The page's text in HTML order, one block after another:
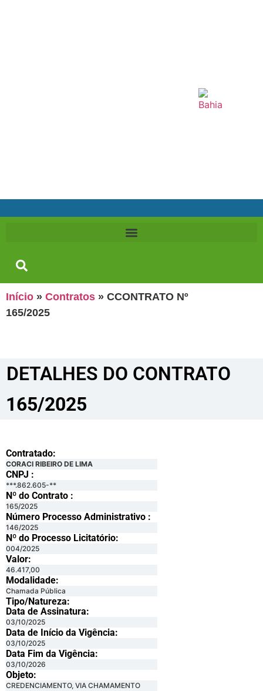
Início » Contratos » CCONTRATO Nº
165/2025
DETALHES DO CONTRATO​
165/2025
Contratado:
CORACI RIBEIRO DE LIMA
CNPJ :
***.862.605-**
Nº do Contrato :
165/2025
Número Processo Administrativo :
146/2025
Nº do Processo Licitatório:
004/2025
Valor:
46.417,00
Modalidade:
Chamada Pública
Tipo/Natureza:
Data de Assinatura:
03/10/2025
Data de Início da Vigência:
03/10/2025
Data Fim da Vigência:
03/10/2026
Objeto:
CREDENCIAMENTO, VIA CHAMAMENTO